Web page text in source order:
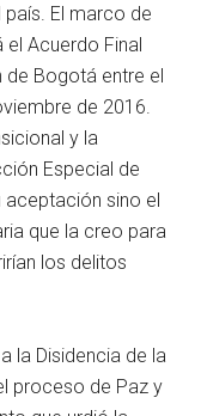
El marco de
Acuerdo Final
de Bogotá entre el
de 2016.
y la
Especial de
aceptación sino el
que la creo para
los delitos
la Disidencia de la
proceso de Paz y